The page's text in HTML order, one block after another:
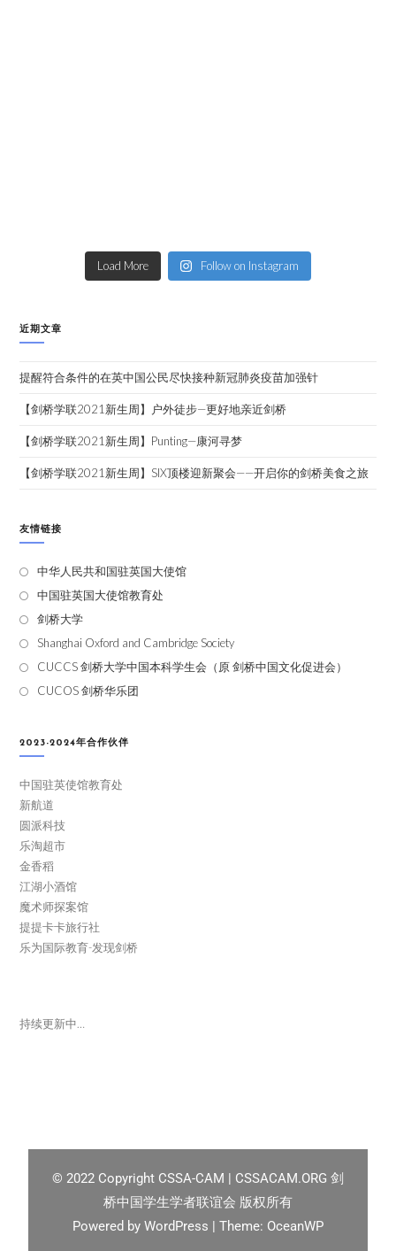
Load More Follow on Instagram
近期文章
提醒符合条件的在英中国公民尽快接种新冠肺炎疫苗加强针
【剑桥学联2021新生周】户外徒步—更好地亲近剑桥
【剑桥学联2021新生周】Punting—康河寻梦
【剑桥学联2021新生周】SIX顶楼迎新聚会——开启你的剑桥美食之旅
友情链接
中华人民共和国驻英国大使馆
中国驻英国大使馆教育处
剑桥大学
Shanghai Oxford and Cambridge Society
CUCCS 剑桥大学中国本科学生会（原 剑桥中国文化促进会）
CUCOS 剑桥华乐团
2023-2024年合作伙伴
中国驻英使馆教育处
新航道
圆派科技
乐淘超市
金香稻
江湖小酒馆
魔术师探案馆
提提卡卡旅行社
乐为国际教育-发现剑桥
持续更新中…
© 2022 Copyright CSSA-CAM | CSSACAM.ORG 剑
桥中国学生学者联谊会 版权所有
Powered by WordPress | Theme: OceanWP